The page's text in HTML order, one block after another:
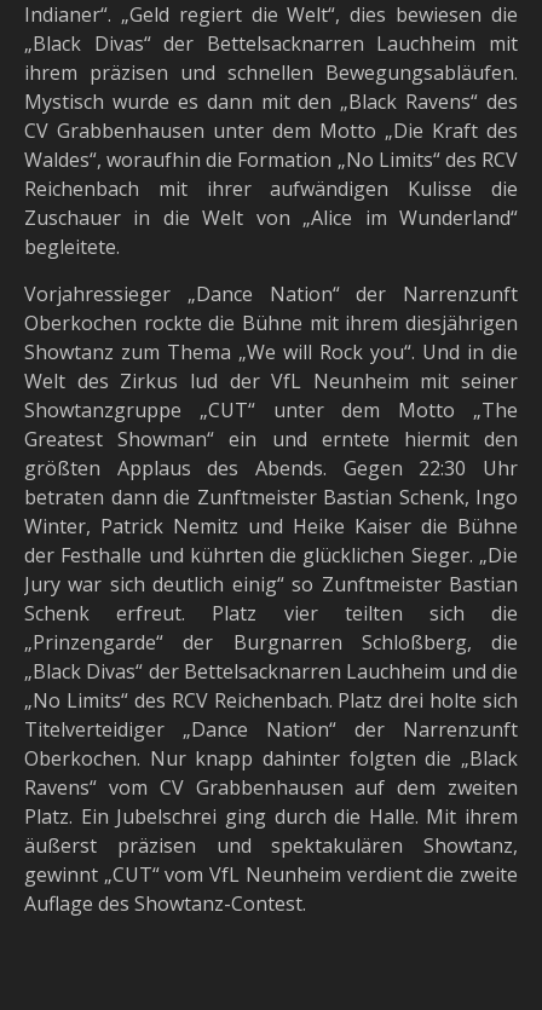
Indianer“. „Geld regiert die Welt“, dies bewiesen die
„Black Divas“ der Bettelsacknarren Lauchheim mit
ihrem präzisen und schnellen Bewegungsabläufen.
Mystisch wurde es dann mit den „Black Ravens“ des
CV Grabbenhausen unter dem Motto „Die Kraft des
Waldes“, woraufhin die Formation „No Limits“ des RCV
Reichenbach mit ihrer aufwändigen Kulisse die
Zuschauer in die Welt von „Alice im Wunderland“
begleitete.
Vorjahressieger „Dance Nation“ der Narrenzunft
Oberkochen rockte die Bühne mit ihrem diesjährigen
Showtanz zum Thema „We will Rock you“. Und in die
Welt des Zirkus lud der VfL Neunheim mit seiner
Showtanzgruppe „CUT“ unter dem Motto „The
Greatest Showman“ ein und erntete hiermit den
größten Applaus des Abends. Gegen 22:30 Uhr
betraten dann die Zunftmeister Bastian Schenk, Ingo
Winter, Patrick Nemitz und Heike Kaiser die Bühne
der Festhalle und kührten die glücklichen Sieger. „Die
Jury war sich deutlich einig“ so Zunftmeister Bastian
Schenk erfreut. Platz vier teilten sich die
„Prinzengarde“ der Burgnarren Schloßberg, die
„Black Divas“ der Bettelsacknarren Lauchheim und die
„No Limits“ des RCV Reichenbach. Platz drei holte sich
Titelverteidiger „Dance Nation“ der Narrenzunft
Oberkochen. Nur knapp dahinter folgten die „Black
Ravens“ vom CV Grabbenhausen auf dem zweiten
Platz. Ein Jubelschrei ging durch die Halle. Mit ihrem
äußerst präzisen und spektakulären Showtanz,
gewinnt „CUT“ vom VfL Neunheim verdient die zweite
Auflage des Showtanz-Contest.